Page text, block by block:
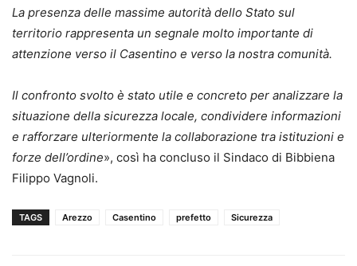
La presenza delle massime autorità dello Stato sul
territorio rappresenta un segnale molto importante di
attenzione verso il Casentino e verso la nostra comunità.
Il confronto svolto è stato utile e concreto per analizzare la
situazione della sicurezza locale, condividere informazioni
e rafforzare ulteriormente la collaborazione tra istituzioni e
forze dell’ordine», così ha concluso il Sindaco di Bibbiena
Filippo Vagnoli.
TAGS Arezzo Casentino prefetto Sicurezza